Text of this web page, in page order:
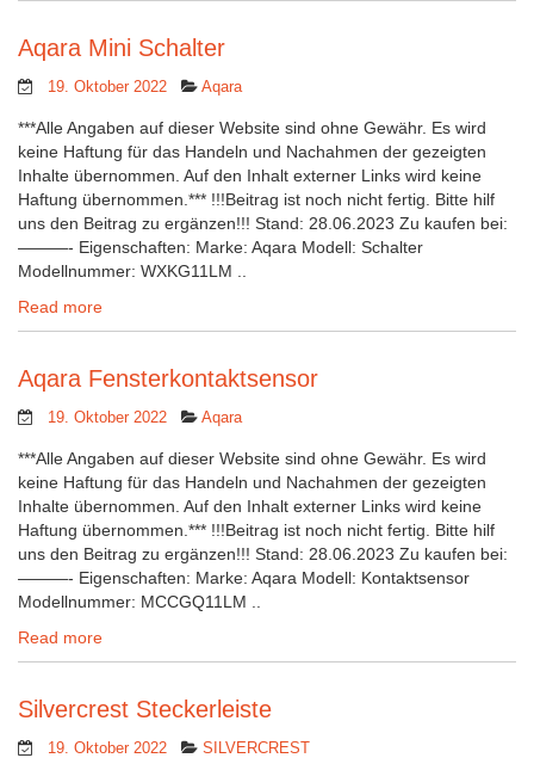
Aqara Mini Schalter
19. Oktober 2022 Aqara
***Alle Angaben auf dieser Website sind ohne Gewähr. Es wird
keine Haftung für das Handeln und Nachahmen der gezeigten
Inhalte übernommen. Auf den Inhalt externer Links wird keine
Haftung übernommen.*** !!!Beitrag ist noch nicht fertig. Bitte hilf
uns den Beitrag zu ergänzen!!! Stand: 28.06.2023 Zu kaufen bei:
———- Eigenschaften: Marke: Aqara Modell: Schalter
Modellnummer: WXKG11LM ..
Read more
Aqara Fensterkontaktsensor
19. Oktober 2022 Aqara
***Alle Angaben auf dieser Website sind ohne Gewähr. Es wird
keine Haftung für das Handeln und Nachahmen der gezeigten
Inhalte übernommen. Auf den Inhalt externer Links wird keine
Haftung übernommen.*** !!!Beitrag ist noch nicht fertig. Bitte hilf
uns den Beitrag zu ergänzen!!! Stand: 28.06.2023 Zu kaufen bei:
———- Eigenschaften: Marke: Aqara Modell: Kontaktsensor
Modellnummer: MCCGQ11LM ..
Read more
Silvercrest Steckerleiste
19. Oktober 2022 SILVERCREST